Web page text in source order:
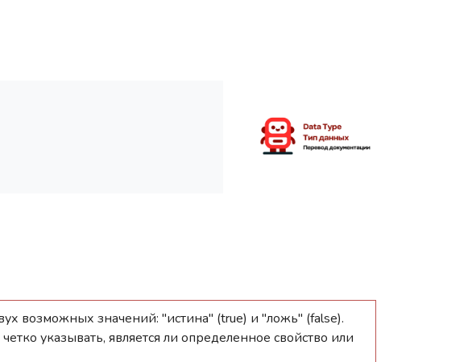
возможных значений: "истина" (true) и "ложь" (false).
указывать, является ли определенное свойство или